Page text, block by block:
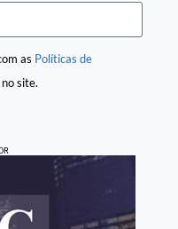
as Políticas de
site.